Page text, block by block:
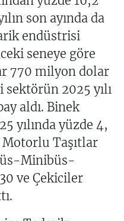
son ayında da
endüstrisi
seneye göre
770 milyon dolar
2025 yılı
aldı. Binek
yılında yüzde 4,
Motorlu Taşıtlar
Minibüs-
ve Çekiciler